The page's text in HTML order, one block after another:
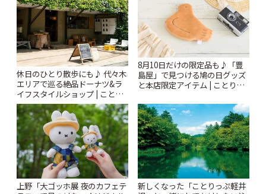
休日のひとり散歩にも♪ 代々木
エリアで巡る絶品ドーナツ&ラ
イフスタイルショップ | ことり
っぷ
8月10日だけの限定品も♪「豊
島屋」で見つける鳩の日グッズ
と本店限定アイテム | ことりっ
上野「大ゴッホ展 夜のカフェテ
新しくなった「ことりっぷ軽井